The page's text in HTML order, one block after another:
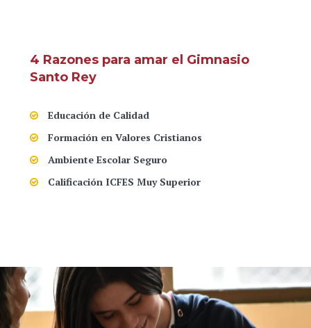
4 Razones para amar el Gimnasio
Santo Rey
Educación de Calidad
Formación en Valores Cristianos
Ambiente Escolar Seguro
Calificación ICFES Muy Superior